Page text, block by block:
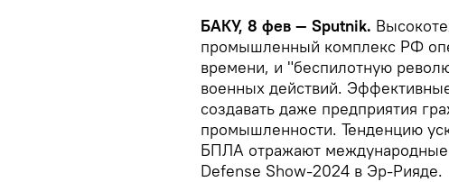
БАКУ, 8 фев — Sputnik.
промышленный комплекс РФ
времени, и "беспилотную
военных действий.
создавать даже предприятия
промышленности. Тенденцию
БПЛА отражают
Defense Show-2024 в Эр-Рияде.